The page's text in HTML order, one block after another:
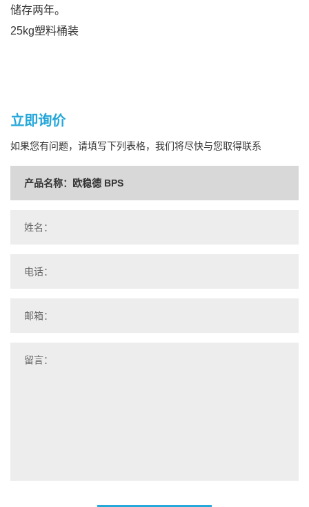
储存两年。
25kg塑料桶装
立即询价
如果您有问题，请填写下列表格，我们将尽快与您取得联系